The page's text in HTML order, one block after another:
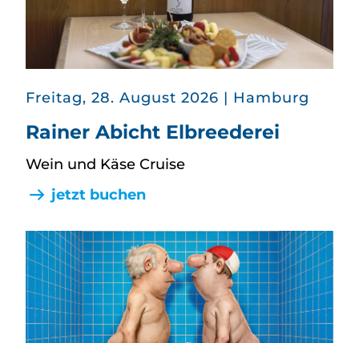
Freitag, 28. August 2026 | in
Hamburg
Rainer Abicht Elbreederei
Wein und Käse Cruise
jetzt buchen